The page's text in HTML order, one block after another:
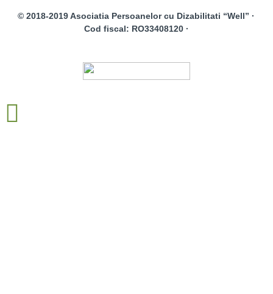
© 2018-2019 Asociatia Persoanelor cu Dizabilitati “Well” ·
Cod fiscal: RO33408120 ·